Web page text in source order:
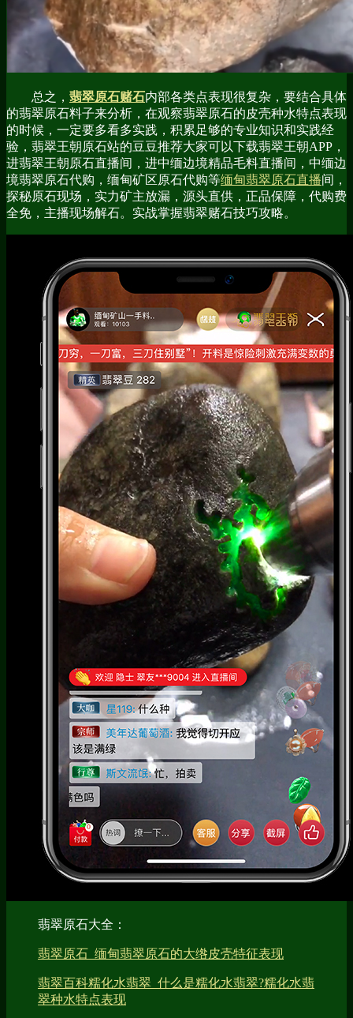
总之， 翡翠原石赌石内部各类点表现很复杂，要结合具体
的翡翠原石料子来分析，在观察翡翠原石的皮壳种水特点表现
的时候，一定要多看多实践，积累足够的专业知识和实践经
验，翡翠王朝原石站的豆豆推荐大家可以下载翡翠王朝APP，
进翡翠王朝原石直播间，进中缅边境精品毛料直播间，中缅边
境翡翠原石代购，缅甸矿区原石代购等缅甸翡翠原石直播间，
探秘原石现场，实力矿主放漏，源头直供，正品保障，代购费
全免，主播现场解石。实战掌握翡翠赌石技巧攻略。
翡翠原石大全：
翡翠原石_缅甸翡翠原石的大绺皮壳特征表现
翡翠百科糯化水翡翠_什么是糯化水翡翠?糯化水翡
翠种水特点表现